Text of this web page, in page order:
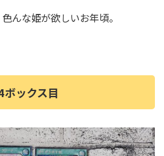
んな姫が欲しいお年頃。
ボックス目